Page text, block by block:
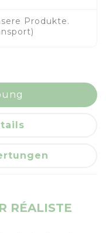
Produkte.
RÉALISTE